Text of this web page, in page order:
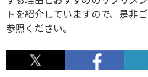
トを紹介していますので、是非ご
参照ください。